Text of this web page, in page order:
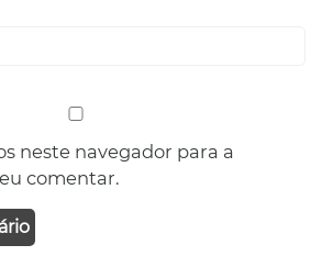
neste navegador para a
comentar.